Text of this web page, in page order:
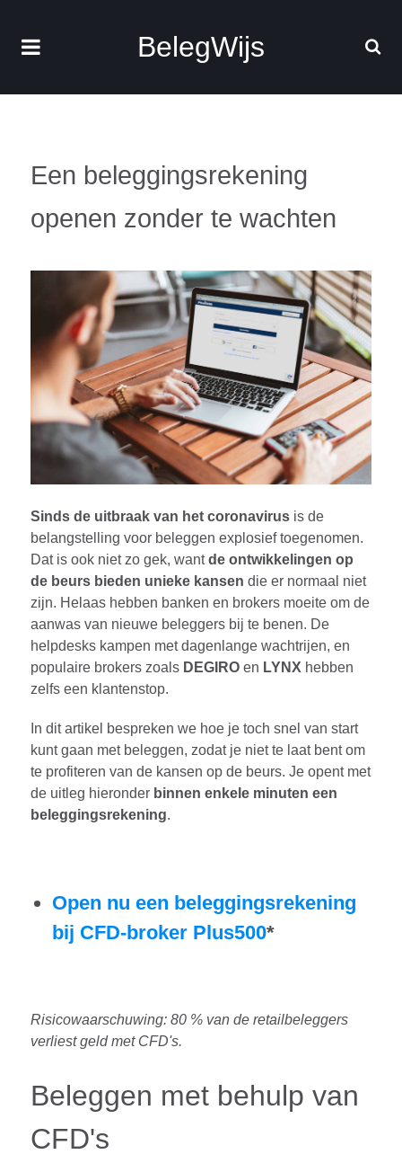
BelegWijs
Een beleggingsrekening
openen zonder te wachten
Sinds de uitbraak van het coronavirus is de
belangstelling voor beleggen explosief toegenomen.
Dat is ook niet zo gek, wantde ontwikkelingen op
de beurs bieden unieke kansen die er normaal niet
zijn. Helaas hebben banken en brokers moeite om de
aanwas van nieuwe beleggers bij te benen. De
helpdesks kampen met dagenlange wachtrijen, en
populaire brokers zoals DEGIRO en LYNX hebben
zelfs een klantenstop.
In dit artikel bespreken we hoe je toch snel van start
kunt gaan met beleggen, zodat je niet te laat bent om
te profiteren van de kansen op de beurs. Je opent met
de uitleg hieronder binnen enkele minuten een
beleggingsrekening.
Open nu een beleggingsrekening
bij CFD-broker Plus500*
Risicowaarschuwing: 80 % van de retailbeleggers
verliest geld met CFD's.
Beleggen met behulp van
CFD's